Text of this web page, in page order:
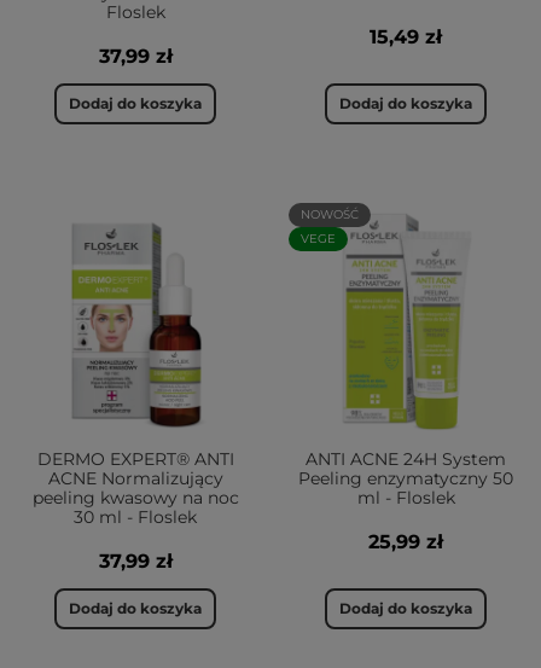
Floslek
37,99 zł
Dodaj do koszyka
15,49 zł
Dodaj do koszyka
DERMO EXPERT® ANTI
ACNE Normalizujący
peeling kwasowy na noc
30 ml - Floslek
37,99 zł
Dodaj do koszyka
NOWOŚĆ
VEGE
ANTI ACNE 24H System
Peeling enzymatyczny 50
ml - Floslek
25,99 zł
Dodaj do koszyka